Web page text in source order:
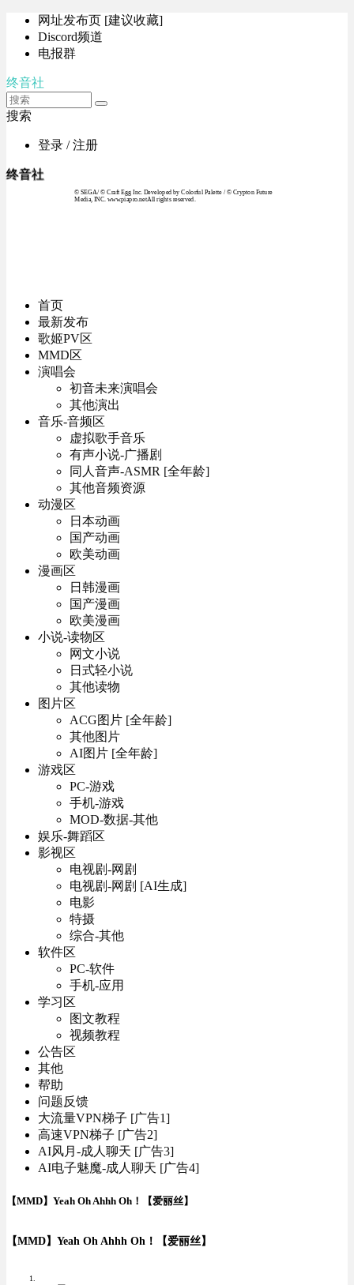
网址发布页 [建议收藏]
Discord频道
电报群
终音社
搜索
登录 / 注册
终音社
© SEGA / © Craft Egg Inc. Developed by Colorful Palette / © Crypton Future
Media, INC. www.piapro.netAll rights reserved.
首页
最新发布
歌姬PV区
MMD区
演唱会
初音未来演唱会
其他演出
音乐-音频区
虚拟歌手音乐
有声小说-广播剧
同人音声-ASMR [全年龄]
其他音频资源
动漫区
日本动画
国产动画
欧美动画
漫画区
日韩漫画
国产漫画
欧美漫画
小说-读物区
网文小说
日式轻小说
其他读物
图片区
ACG图片 [全年龄]
其他图片
AI图片 [全年龄]
游戏区
PC-游戏
手机-游戏
MOD-数据-其他
娱乐-舞蹈区
影视区
电视剧-网剧
电视剧-网剧 [AI生成]
电影
特摄
综合-其他
软件区
PC-软件
手机-应用
学习区
图文教程
视频教程
公告区
其他
帮助
问题反馈
大流量VPN梯子 [广告1]
高速VPN梯子 [广告2]
AI风月-成人聊天 [广告3]
AI电子魅魔-成人聊天 [广告4]
【MMD】Yeah Oh Ahhh Oh！【爱丽丝】
【MMD】Yeah Oh Ahhh Oh！【爱丽丝】